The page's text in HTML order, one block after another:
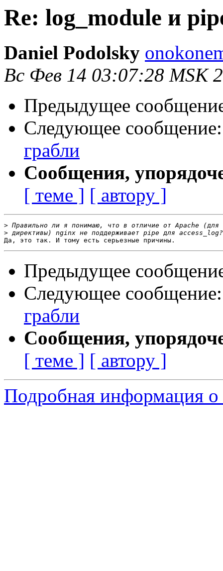
Re: log_module и
Daniel Podolsky
Вс Фев 14 03:07:28 MSK
Предыдущее
Следующее
грабли
Сообщения,
[ теме ] [ автору ]
>
>
Предыдущее
Следующее
грабли
Сообщения,
[ теме ] [ автору ]
Подробная информация